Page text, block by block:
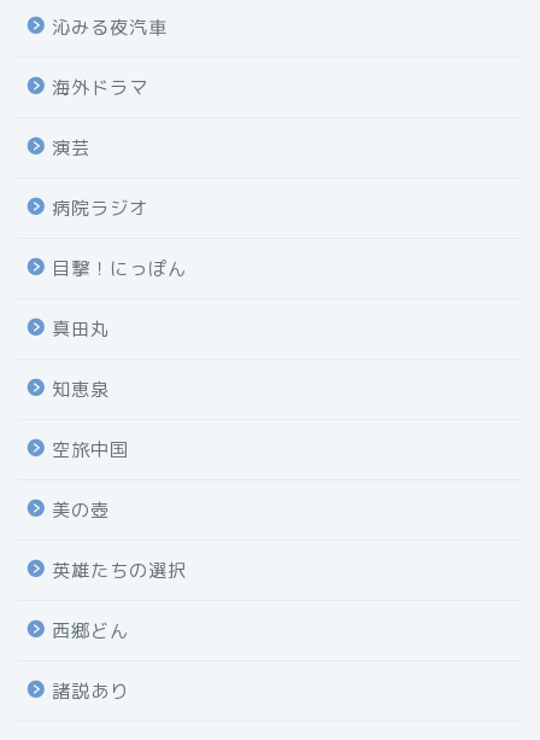
沁みる夜汽車
海外ドラマ
演芸
病院ラジオ
目撃！にっぽん
真田丸
知恵泉
空旅中国
美の壺
英雄たちの選択
西郷どん
諸説あり